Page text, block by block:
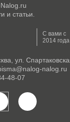
и статьи.
С вами с
2014 года
ул.
nalog.ru
48-07